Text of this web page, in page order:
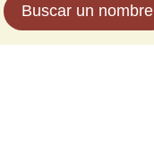
Buscar un nombre